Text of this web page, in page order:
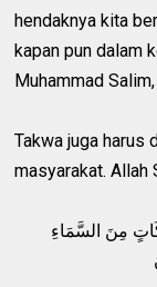
hendaknya kita
kapan pun dalam
Muhammad
Takwa juga harus
masyarakat. Allah
مِنَ السَّمَاءِ